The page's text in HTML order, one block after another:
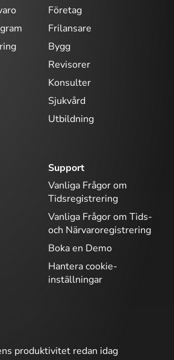
Företag
Frilansare
Bygg
Revisorer
Konsulter
Sjukvård
Utbildning
Support
Vanliga Frågor om
Tidsregistrering
Vanliga Frågor om Tids-
och Närvaroregistrering
Boka en Demo
Hantera cookie-
inställningar
produktivitet redan idag